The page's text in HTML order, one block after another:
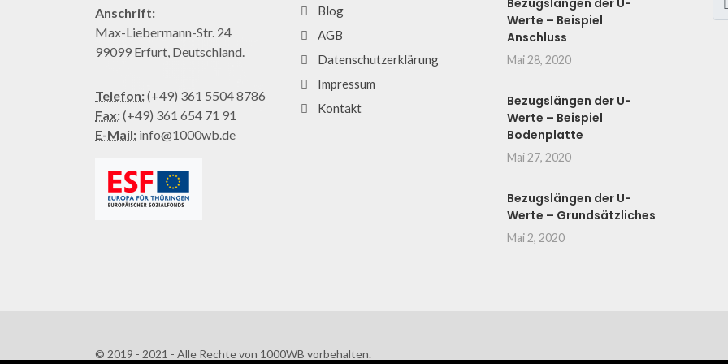
Anschrift:
Max-Liebermann-Str. 24
99099 Erfurt, Deutschland.
Telefon:(+49) 361 5504 8786
Fax:(+49) 361 654 71 91
E-Mail: info@1000wb.de
Blog
AGB
Datenschutzerklärung
Impressum
Kontakt
Bezugslängen der U-
Werte – Beispiel
Anschluss
Mai 28, 2020
Bezugslängen der U-
Werte – Beispiel
Bodenplatte
Mai 27, 2020
Bezugslängen der U-
Werte – Grundsätzliches
Mai 2, 2020
© 2019 - 2021 - Alle Rechte von 1000WB vorbehalten.